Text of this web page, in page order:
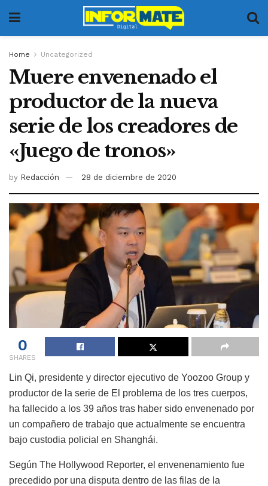
Home Uncategorized
Muere envenenado el
productor de la nueva
serie de los creadores de
«Juego de tronos»
by Redacción 28 de diciembre de 2020
0
SHARES
Lin Qi, presidente y director ejecutivo de Yoozoo Group y
productor de la serie de El problema de los tres cuerpos,
ha fallecido a los 39 años tras haber sido envenenado por
un compañero de trabajo que actualmente se encuentra
bajo custodia policial en Shanghái.
Según The Hollywood Reporter, el envenenamiento fue
precedido por una disputa dentro de las filas de la